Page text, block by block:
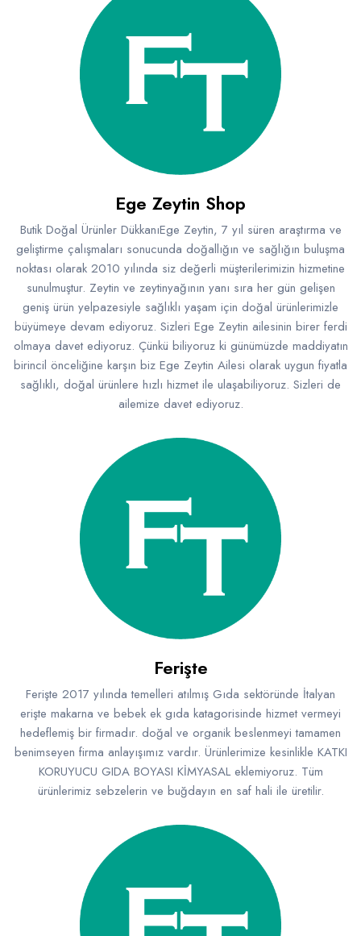
Ege Zeytin Shop
Butik Doğal Ürünler DükkanıEge Zeytin, 7 yıl süren araştırma ve
geliştirme çalışmaları sonucunda doğallığın ve sağlığın buluşma
noktası olarak 2010 yılında siz değerli müşterilerimizin hizmetine
sunulmuştur. Zeytin ve zeytinyağının yanı sıra her gün gelişen
geniş ürün yelpazesiyle sağlıklı yaşam için doğal ürünlerimizle
büyümeye devam ediyoruz. Sizleri Ege Zeytin ailesinin birer ferdi
olmaya davet ediyoruz. Çünkü biliyoruz ki günümüzde maddiyatın
birincil önceliğine karşın biz Ege Zeytin Ailesi olarak uygun fiyatla
sağlıklı, doğal ürünlere hızlı hizmet ile ulaşabiliyoruz. Sizleri de
ailemize davet ediyoruz.
Ferişte
Ferişte 2017 yılında temelleri atılmış Gıda sektöründe İtalyan
erişte makarna ve bebek ek gıda katagorisinde hizmet vermeyi
hedeflemiş bir firmadır. doğal ve organik beslenmeyi tamamen
benimseyen firma anlayışımız vardır. Ürünlerimize kesinlikle KATKI
KORUYUCU GIDA BOYASI KİMYASAL eklemiyoruz. Tüm
ürünlerimiz sebzelerin ve buğdayın en saf hali ile üretilir.